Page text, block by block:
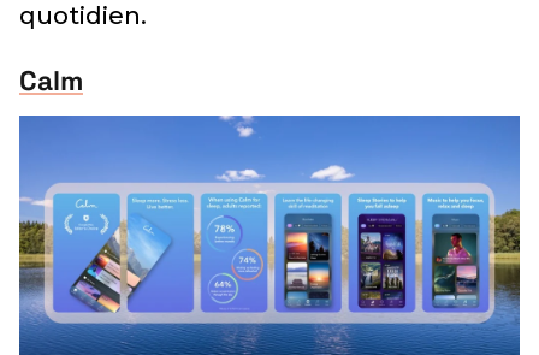
quotidien.
Calm